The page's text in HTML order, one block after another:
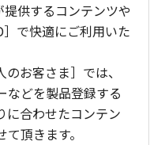
供するコンテンツや
で快適にご利用いた
お客さま］では、
などを製品登録する
に合わせたコンテン
頂きます。